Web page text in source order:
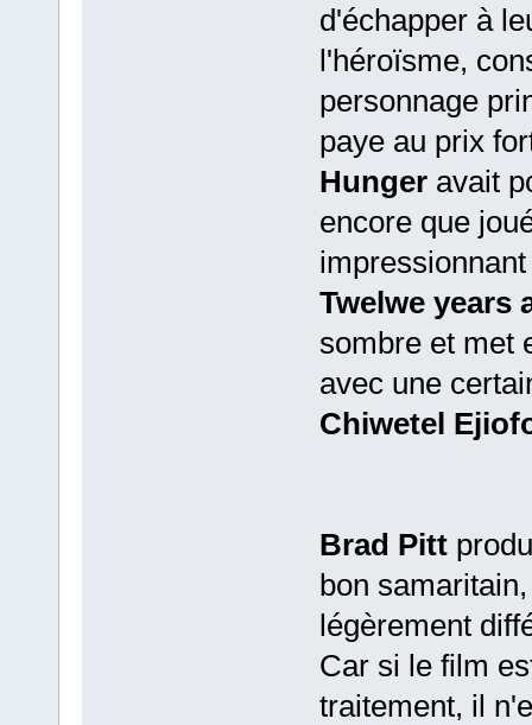
d'échapper à
l'héroïsme,
personnage
paye au prix
Hungeravait
encore que
Twelwe years
sombre et met
avec une
Chiwetel
Brad Pitt
bon
légèrement
Car si le film
traitement, il